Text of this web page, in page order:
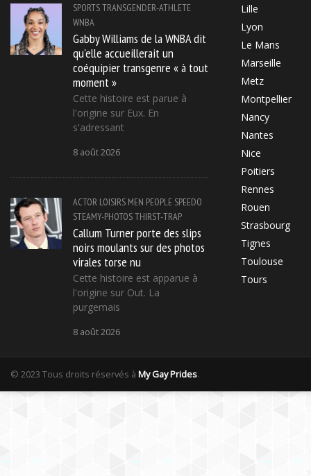
SPORTSTRANSGENDER-ATHLETE
WNBA
Gabby Williams de la WNBA dit
qu'elle accueillerait un
coéquipier transgenre « à tout
moment »
Cette histoire est parue à
l'origine sur Eux. En
s'adressant
8 août 2026
ACTOR LOISIRS MEN PEOPLE SPEEDO
STEAMY-PHOTOSTHIRST-TRAP
Callum Turner porte des slips
noirs moulants sur des photos
virales torse nu
Cette histoire est apparue à
l'origine sur Out. La
purgemais
8 août 2026
Lille
Lyon
Le Mans
Marseille
Metz
Montpellier
Nancy
Nantes
Nice
Poitiers
Rennes
Rouen
Strasbourg
Tignes
Toulouse
Tours
© 2023 Tous droits réservés à My Gay Prides.